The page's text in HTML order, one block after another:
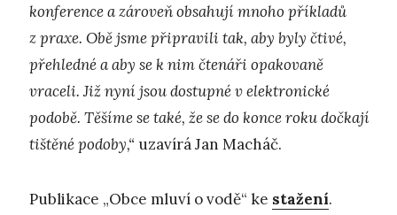
konference a zároveň obsahují mnoho příkladů
z praxe. Obě jsme připravili tak, aby byly čtivé,
přehledné a aby se k nim čtenáři opakovaně
vraceli. Již nyní jsou dostupné v elektronické
podobě. Těšíme se také, že se do konce roku dočkají
tištěné podoby,“ uzavírá Jan Macháč.
Publikace „Obce mluví o vodě“ ke stažení.